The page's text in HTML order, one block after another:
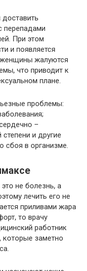
перепадами
При этом
и появляется
женщины жалуются
что приводит к
плане.
проблемы:
–
и другие
сбоя в организме.
не болезнь, а
лечить его не
приливами жара
то врачу
работник
которые заметно